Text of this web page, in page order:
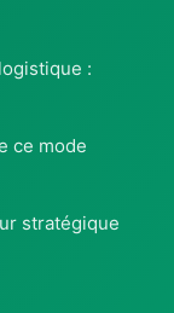
:
ce mode
stratégique